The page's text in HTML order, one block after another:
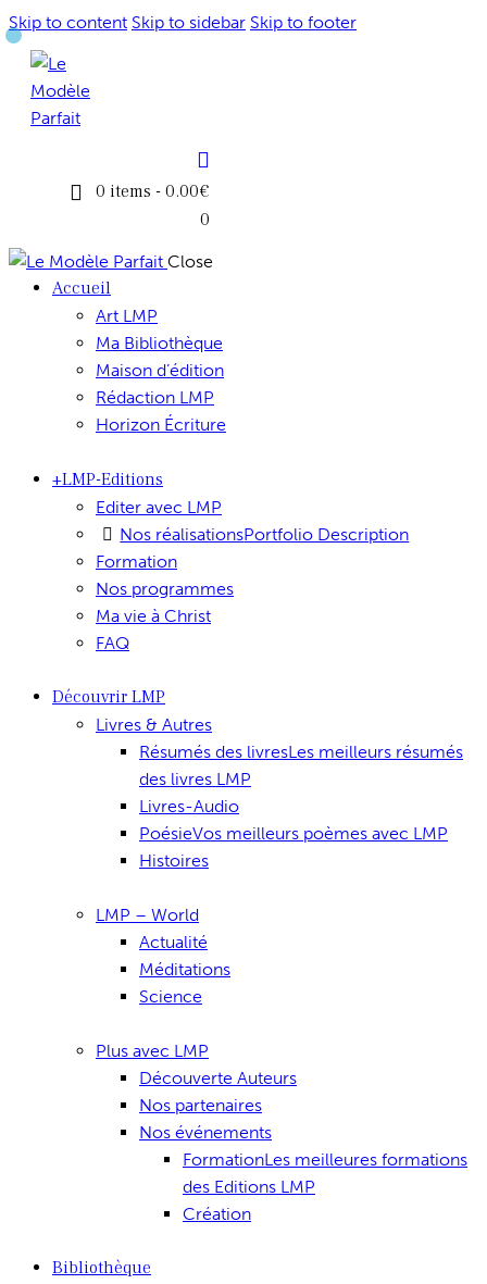
Skip to content Skip to sidebar Skip to footer
0 items - 0.00€
0
Close
Accueil
Art LMP
Ma Bibliothèque
Maison d’édition
Rédaction LMP
Horizon Écriture
+LMP-Editions
Editer avec LMP
Nos réalisationsPortfolio Description
Formation
Nos programmes
Ma vie à Christ
FAQ
Découvrir LMP
Livres & Autres
Résumés des livresLes meilleurs résumés
des livres LMP
Livres-Audio
PoésieVos meilleurs poèmes avec LMP
Histoires
LMP – World
Actualité
Méditations
Science
Plus avec LMP
Découverte Auteurs
Nos partenaires
Nos événements
FormationLes meilleures formations
des Editions LMP
Création
Bibliothèque